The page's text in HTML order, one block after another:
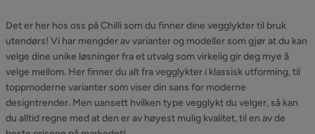
Det er her hos oss på Chilli som du finner dine vegglykter til bruk
utendørs! Vi har mengder av varianter og modeller som gjør at du kan
velge dine unike løsninger fra et utvalg som virkelig gir deg mye å
velge mellom. Her finner du alt fra vegglykter i klassisk utforming, til
toppmoderne varianter som viser din sans for moderne
designtrender. Men uansett hvilken type vegglykt du velger, så kan
du alltid regne med at den er av høyest mulig kvalitet, til en av de